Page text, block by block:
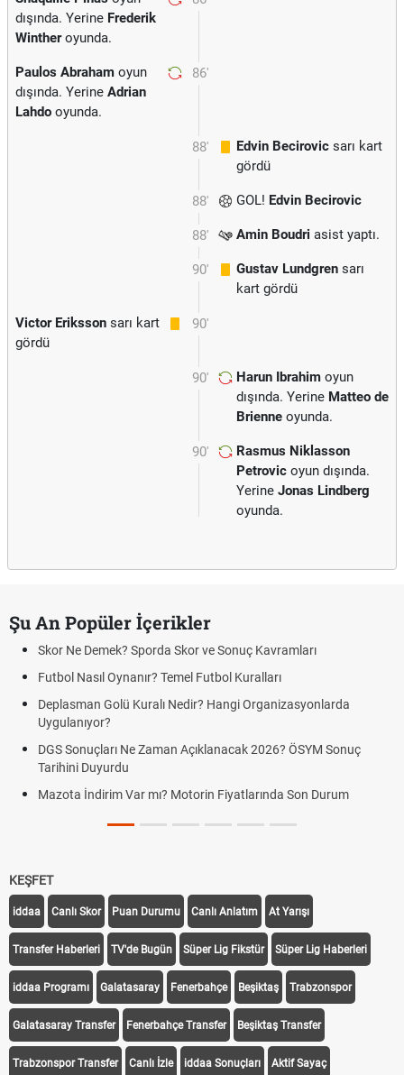
dışında. Yerine Frederik
Wintheroyunda.
86'
Paulos Abraham oyun
dışında. Yerine Adrian
Lahdo oyunda.
88' Edvin Becirovic sarı kart
gördü
88' GOL! Edvin Becirovic
88' Amin Boudri asist yaptı.
90' Gustav Lundgren sarı
kart gördü
90'
Victor Eriksson sarı kart
gördü
90' Harun Ibrahim oyun
dışında. Yerine Matteo de
Brienne oyunda.
90'
Rasmus Niklasson
Petrovic oyun dışında.
Yerine Jonas Lindberg
oyunda.
Şu An Popüler İçerikler
Skor Ne Demek? Sporda Skor ve Sonuç Kavramları
Futbol Nasıl Oynanır? Temel Futbol Kuralları
Deplasman Golü Kuralı Nedir? Hangi Organizasyonlarda
Uygulanıyor?
DGS Sonuçları Ne Zaman Açıklanacak 2026? ÖSYM Sonuç
Tarihini Duyurdu
Mazota İndirim Var mı? Motorin Fiyatlarında Son Durum
KEŞFET
iddaa Canlı Skor Puan Durumu Canlı Anlatım At Yarışı
Transfer Haberleri TV'de Bugün Süper Lig Fikstür Süper Lig Haberleri
iddaa Programı Galatasaray Fenerbahçe Beşiktaş Trabzonspor
Galatasaray Transfer Fenerbahçe Transfer Beşiktaş Transfer
Trabzonspor Transfer Canlı İzle iddaa Sonuçları Aktif Sayaç